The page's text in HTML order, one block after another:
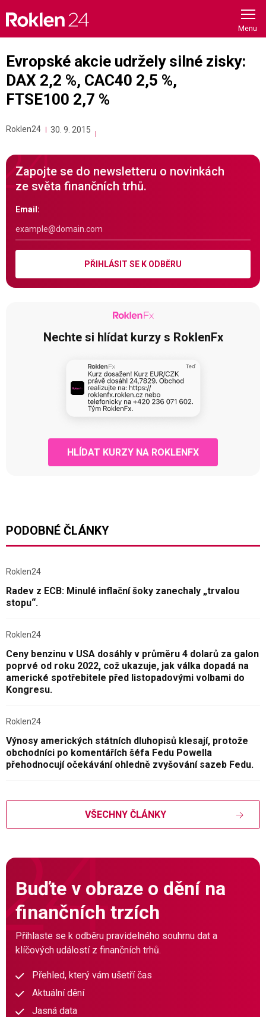
content
Evropské akcie udržely silné zisky:
DAX 2,2 %, CAC40 2,5 %,
FTSE100 2,7 %
Roklen24 30. 9. 2015
Zapojte se do newsletteru o novinkách
ze světa finančních trhů.
Email:
PŘIHLÁSIT SE K ODBĚRU
Nechte si hlídat kurzy s RoklenFx
HLÍDAT KURZY NA ROKLENFX
PODOBNÉ ČLÁNKY
Roklen24
Radev z ECB: Minulé inflační šoky zanechaly „trvalou
stopu“.
Roklen24
Ceny benzinu v USA dosáhly v průměru 4 dolarů za galon
poprvé od roku 2022, což ukazuje, jak válka dopadá na
americké spotřebitele před listopadovými volbami do
Kongresu.
Roklen24
Výnosy amerických státních dluhopisů klesají, protože
obchodníci po komentářích šéfa Fedu Powella
přehodnocují očekávání ohledně zvyšování sazeb Fedu.
VŠECHNY ČLÁNKY
Buďte v obraze o dění na
finančních trzích
Přihlaste se k odběru pravidelného souhrnu dat a
klíčových událostí z finančních trhů.
Přehled, který vám ušetří čas
Aktuální dění
Jasná data